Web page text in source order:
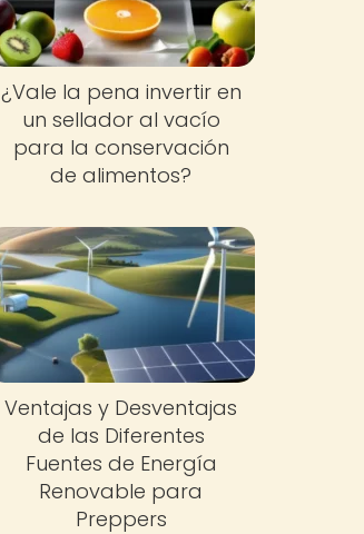
¿Vale la pena invertir en
un sellador al vacío
para la conservación
de alimentos?
Ventajas y Desventajas
de las Diferentes
Fuentes de Energía
Renovable para
Preppers